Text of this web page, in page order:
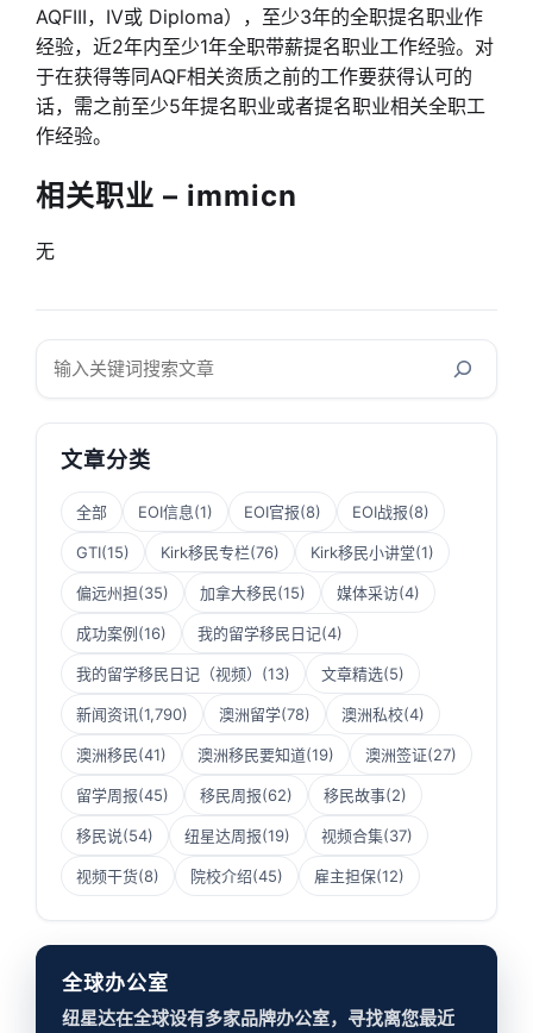
AQFIII，IV或 Diploma），至少3年的全职提名职业作
经验，近2年内至少1年全职带薪提名职业工作经验。对
于在获得等同AQF相关资质之前的工作要获得认可的
话，需之前至少5年提名职业或者提名职业相关全职工
作经验。
相关职业 – immicn
无
搜
文章分类
全部 EOI信息(1) EOI官报(8) EOI战报(8)
GTI(15) Kirk移民专栏(76) Kirk移民小讲堂(1)
偏远州担(35) 加拿大移民(15) 媒体采访(4)
成功案例(16) 我的留学移民日记(4)
我的留学移民日记（视频） (13) 文章精选(5)
新闻资讯(1,790) 澳洲留学(78) 澳洲私校(4)
澳洲移民(41) 澳洲移民要知道(19) 澳洲签证(27)
留学周报(45) 移民周报(62) 移民故事(2)
移民说(54) 纽星达周报(19) 视频合集(37)
视频干货(8) 院校介绍(45) 雇主担保(12)
全球办公室
纽星达在全球设有多家品牌办公室，寻找离您最近